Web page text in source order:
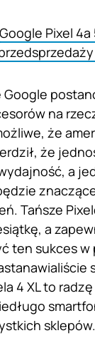
Google Pixel 4a
Google
na
że
że
a
Tańsze
a
ten sukces w
4 XL to
sklepów.